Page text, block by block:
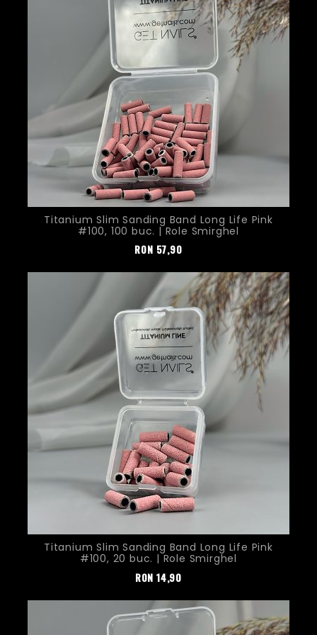
Titanium Slim Sanding Band Long Life Pink
#100, 100 buc. | Role Smirghel
Pret
RON 57,90
Titanium Slim Sanding Band Long Life Pink
#100, 20 buc. | Role Smirghel
Pret
RON 14,90